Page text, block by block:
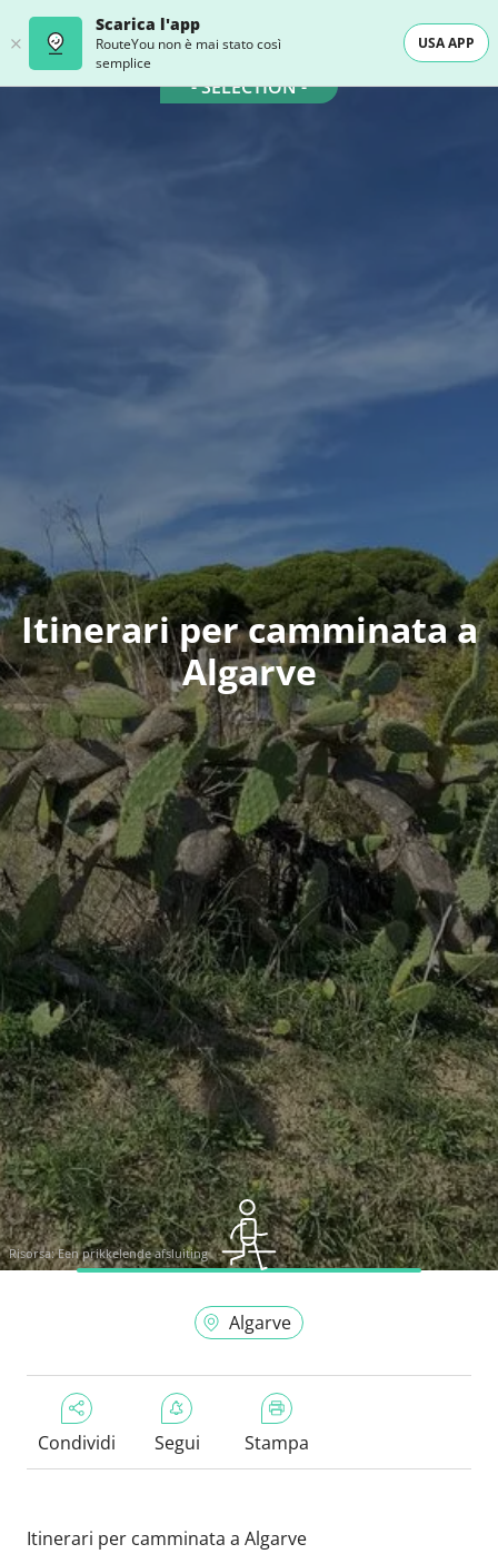
Scarica l'app
RouteYou non è mai stato così
semplice
USA APP
- SELECTION -
Itinerari per camminata a
Algarve
Risorsa:Een prikkelende afsluiting
Algarve
Condividi Segui Stampa
Itinerari per camminata a Algarve